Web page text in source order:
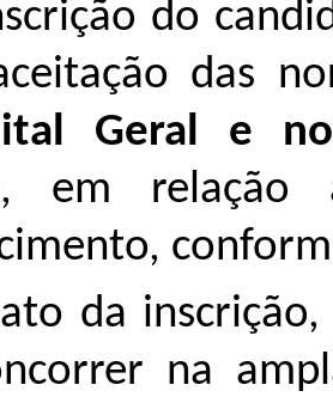
do
das
Geral e
, em relação
da
na